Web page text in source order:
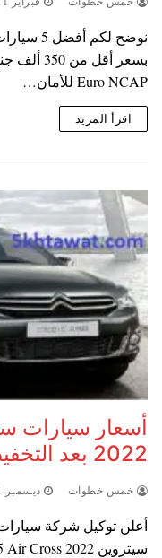
بسعر
Euro NCAP للأمان…
اقرأ المزيد
أسعار سيارات
2022 بعد التخفيضات
خمس خطوات ديسمبر 1, 2021
أعلن توكيل شركة